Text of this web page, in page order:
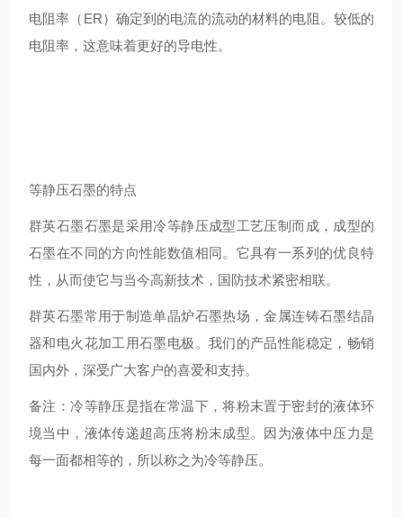
电阻率（ER）确定到的电流的流动的材料的电阻。较低的
电阻率，这意味着更好的导电性。
等静压石墨的特点
群英石墨石墨是采用冷等静压成型工艺压制而成，成型的
石墨在不同的方向性能数值相同。它具有一系列的优良特
性，从而使它与当今高新技术，国防技术紧密相联。
群英石墨常用于制造单晶炉石墨热场，金属连铸石墨结晶
器和电火花加工用石墨电极。我们的产品性能稳定，畅销
国内外，深受广大客户的喜爱和支持。
备注：冷等静压是指在常温下，将粉末置于密封的液体环
境当中，液体传递超高压将粉末成型。因为液体中压力是
每一面都相等的，所以称之为冷等静压。